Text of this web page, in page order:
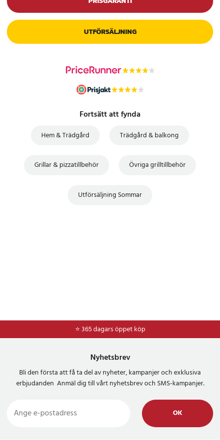
UTFÖRSÄLJNING
Fortsätt att fynda
Hem & Trädgård Trädgård & balkong
Grillar & pizzatillbehör Övriga grilltillbehör
Utförsäljning Sommar
⭐ 365 dagars öppet köp
⭐Frakt 49kr *
Nyhetsbrev
Bli den första att få ta del av nyheter, kampanjer och exklusiva
erbjudanden Anmäl dig till vårt nyhetsbrev och SMS-kampanjer.
OK